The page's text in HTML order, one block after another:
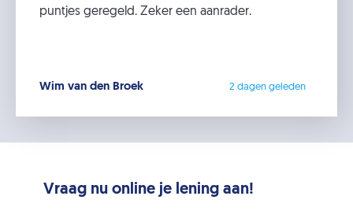
puntjes geregeld. Zeker een aanrader.
Wim van den Broek 2 dagen geleden
Vraag nu online je lening aan!